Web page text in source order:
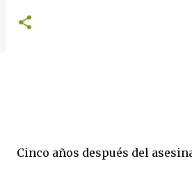
Cinco años después del